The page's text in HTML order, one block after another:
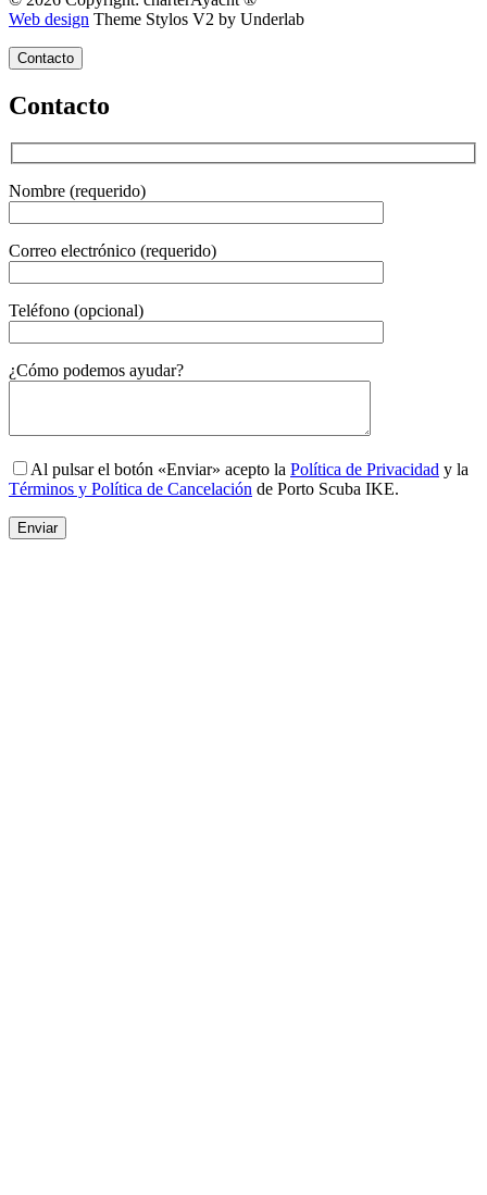
Web design Theme Stylos V2 by Underlab
Contacto
Contacto
Nombre (requerido)
Correo electrónico (requerido)
Teléfono (opcional)
Gender
¿Cómo podemos ayudar?
Al pulsar el botón «Enviar» acepto la Política de Privacidad y la
Términos y Política de Cancelación de Porto Scuba IKE.